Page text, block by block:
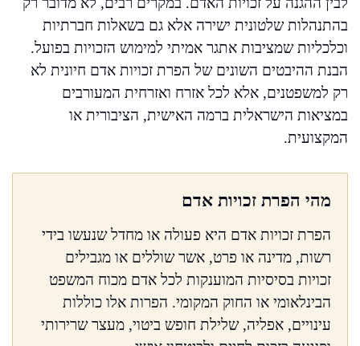
בהתנהלות שלטונית ישירה אלא גם בשאלות חברתיות
וכלכליות שמציבות אתגר אמיתי למימוש הזכויות בפועל.
הבנת ההיבטים השונים של הפרת זכויות אדם חיונית לא
רק למשפטנים, אלא לכל אזרח ואזרחית המעורבים
במציאות הישראלית ברמה האישית, הציבורית או
המקצועית.
מהי הפרת זכויות אדם
הפרת זכויות אדם היא פעולה או מחדל שנעשו בידי
רשות, מדינה או פרט, אשר שוללים או מגבילים
זכויות בסיסיות המוענקות לכל אדם מכוח המשפט
הבינלאומי או החוק המקומי. הפרות אלו כוללות
עינויים, אפליה, שלילת חופש ביטוי, מעצר שרירותי